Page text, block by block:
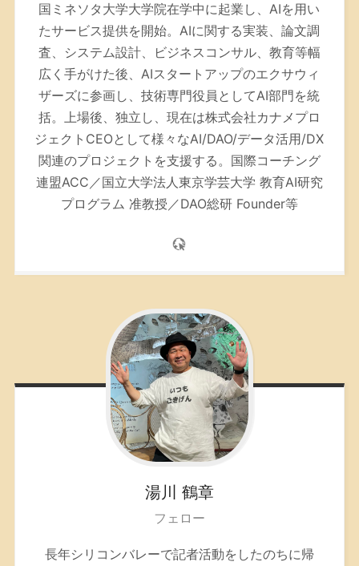
国ミネソタ大学大学院在学中に起業し、AIを用い
たサービス提供を開始。AIに関する実装、論文調
査、システム設計、ビジネスコンサル、教育等幅
広く手がけた後、AIスタートアップのエクサウィ
ザーズに参画し、技術専門役員としてAI部門を統
括。上場後、独立し、現在は株式会社カナメプロ
ジェクトCEOとして様々なAI/DAO/データ活用/DX
関連のプロジェクトを支援する。 国際コーチング
連盟ACC／国立大学法人東京学芸大学 教育AI研究
プログラム 准教授／DAO総研 Founder等
湯川 鶴章
フェロー
長年シリコンバレーで記者活動をしたのちに帰